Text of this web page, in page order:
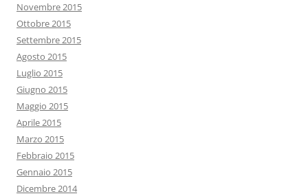
Novembre 2015
Ottobre 2015
Settembre 2015
Agosto 2015
Luglio 2015
Giugno 2015
Maggio 2015
Aprile 2015
Marzo 2015
Febbraio 2015
Gennaio 2015
Dicembre 2014